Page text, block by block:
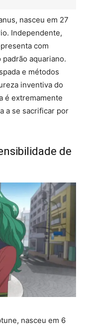
nasceu em 27
Independente,
com
aquariano.
e métodos
inventiva do
é extremamente
a se sacrificar por
de
nasceu em 6